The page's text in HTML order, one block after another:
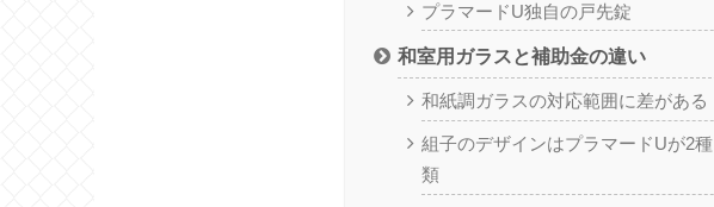
プラマードU独自の戸先錠
和室用ガラスと補助金の違い
和紙調ガラスの対応範囲に差がある
組子のデザインはプラマードUが2種
類